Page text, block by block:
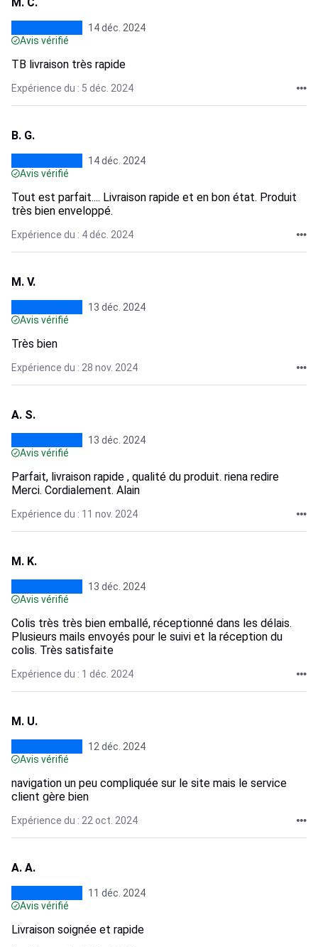
14 déc. 2024
Avis vérifié
TB livraison très rapide
Expérience du : 5 déc. 2024
B. G.
14 déc. 2024
Avis vérifié
Tout est parfait.... Livraison rapide et en bon état. Produit
très bien enveloppé.
Expérience du : 4 déc. 2024
M. V.
13 déc. 2024
Avis vérifié
Très bien
Expérience du : 28 nov. 2024
A. S.
13 déc. 2024
Avis vérifié
Parfait, livraison rapide , qualité du produit. riena redire
Merci. Cordialement. Alain
Expérience du : 11 nov. 2024
M. K.
13 déc. 2024
Avis vérifié
Colis très très bien emballé, réceptionné dans les délais.
Plusieurs mails envoyés pour le suivi et la réception du
colis. Très satisfaite
Expérience du : 1 déc. 2024
M. U.
12 déc. 2024
Avis vérifié
navigation un peu compliquée sur le site mais le service
client gère bien
Expérience du : 22 oct. 2024
A. A.
11 déc. 2024
Avis vérifié
Livraison soignée et rapide